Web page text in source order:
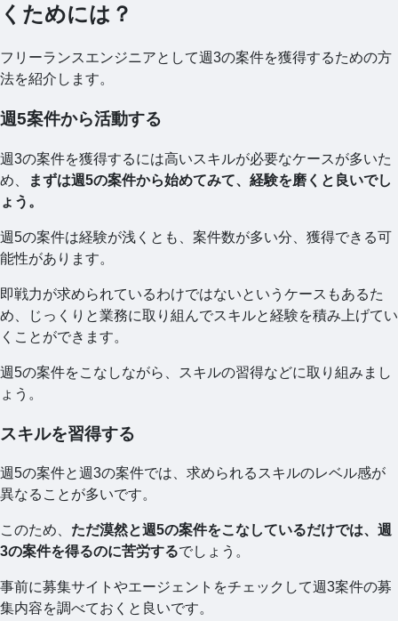
くためには？
フリーランスエンジニアとして週3の案件を獲得するための方
法を紹介します。
週5案件から活動する
週3の案件を獲得するには高いスキルが必要なケースが多いた
め、
まずは週5の案件から始めてみて、経験を磨くと良いでし
ょう。
週5の案件は経験が浅くとも、案件数が多い分、獲得できる可
能性があります。
即戦力が求められているわけではないというケースもあるた
め、じっくりと業務に取り組んでスキルと経験を積み上げてい
くことができます。
週5の案件をこなしながら、スキルの習得などに取り組みまし
ょう。
スキルを習得する
週5の案件と週3の案件では、求められるスキルのレベル感が
異なることが多いです。
このため、 ただ漠然と週5の案件をこなしているだけでは、週
3の案件を得るのに苦労するでしょう。
事前に募集サイトやエージェントをチェックして週3案件の募
集内容を調べておくと良いです。